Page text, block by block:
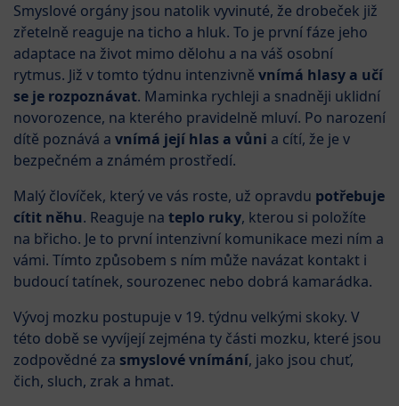
Smyslové orgány jsou natolik vyvinuté, že drobeček již
zřetelně reaguje na ticho a hluk. To je první fáze jeho
adaptace na život mimo dělohu a na váš osobní
rytmus. Již v tomto týdnu intenzivně vnímá hlasy a učí
se je rozpoznávat. Maminka rychleji a snadněji uklidní
novorozence, na kterého pravidelně mluví. Po narození
dítě poznává a vnímá její hlas a vůni a cítí, že je v
bezpečném a známém prostředí.
Malý človíček, který ve vás roste, už opravdu potřebuje
cítit něhu. Reaguje na teplo ruky, kterou si položíte
na břicho. Je to první intenzivní komunikace mezi ním a
vámi. Tímto způsobem s ním může navázat kontakt i
budoucí tatínek, sourozenec nebo dobrá kamarádka.
Vývoj mozku postupuje v 19. týdnu velkými skoky. V
této době se vyvíjejí zejména ty části mozku, které jsou
zodpovědné za smyslové vnímání, jako jsou chuť,
čich, sluch, zrak a hmat.